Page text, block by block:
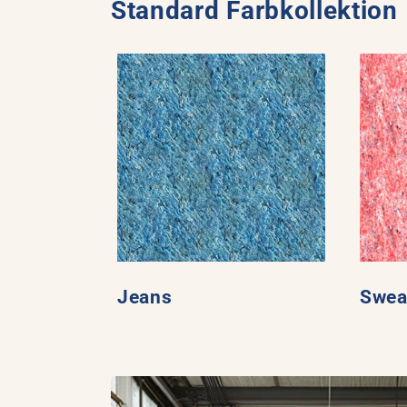
Standard Farbkollektion
Jeans